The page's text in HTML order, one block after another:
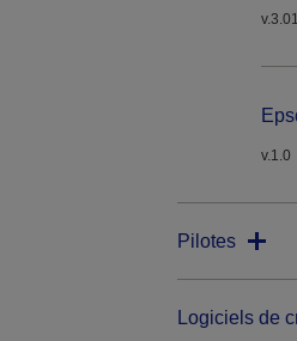
v.3.01
v.1.0
Pilotes
Logiciels de